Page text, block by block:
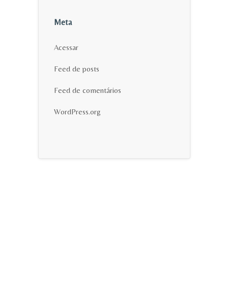
Meta
Acessar
Feed de posts
Feed de comentários
WordPress.org